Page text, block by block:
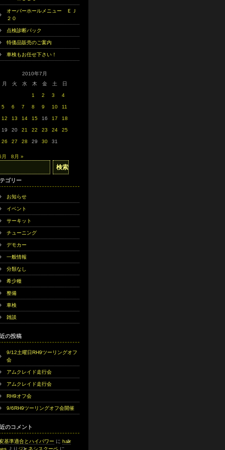
オーバーホールメニュー ＥＪ
２０
点検診断パック
特価品販売のご案内
車検もお任せ下さい！
2010年7月
月
火 水 木 金 土 日
1 2 3 4
5 6 7 8 9 10 11
12 13 14 15 16 17 18
19 20 21 22 23 24 25
26 27 28 29 30 31
8月 »
ゴリー
お知らせ
イベント
サーキット
チューニング
デモカー
一般情報
分類なし
希少種
整備
車検
雑談
の投稿
9/12土曜日RH9ツーリングオフ
会
アムクレイド走行会
アムクレイド走行会
RH9オフ会
9/6RH9ツーリングオフ会開催
のコメント
基準適合とハイパワー に hair
より ジェネシスクーペ に